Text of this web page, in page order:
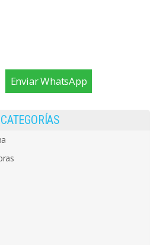
Enviar WhatsApp
CATEGORÍAS